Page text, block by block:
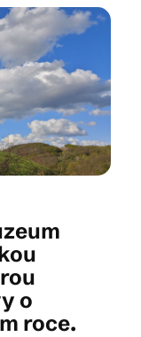
o
roce.